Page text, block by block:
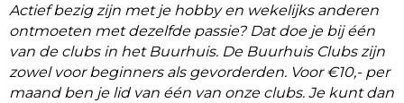
Actief bezig zijn met je hobby en wekelijks anderen
ontmoeten met dezelfde passie? Dat doe je bij één
van de clubs in het Buurhuis. De Buurhuis Clubs zijn
zowel voor beginners als gevorderden. Voor €10,- per
maand ben je lid van één van onze clubs. Je kunt dan